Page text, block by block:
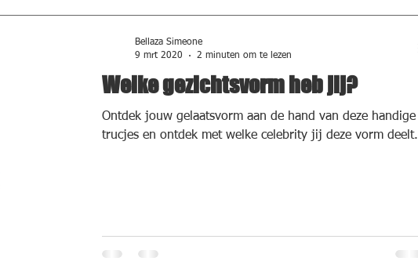
Welke gezichtsvorm heb jij?
Ontdek jouw gelaatsvorm aan de hand van deze handige
trucjes en ontdek met welke celebrity jij deze vorm deelt.
Bellaza Simeone
9 mrt 2020
2 minuten om te lezen